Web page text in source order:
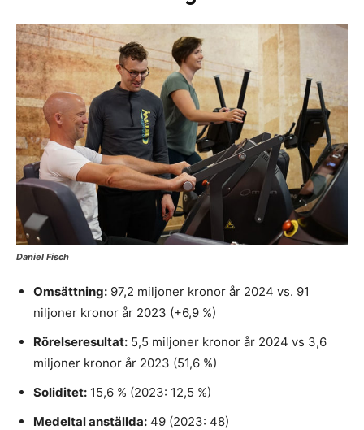
Daniel Fisch
Omsättning: 97,2 miljoner kronor år 2024 vs. 91
niljoner kronor år 2023 (+6,9 %)
Rörelseresultat: 5,5 miljoner kronor år 2024 vs 3,6
miljoner kronor år 2023 (51,6 %)
Soliditet: 15,6 % (2023: 12,5 %)
Medeltal anställda: 49 (2023: 48)